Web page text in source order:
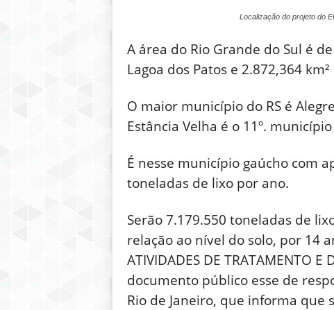
Localização do projeto do
A área do Rio Grande do Sul é
Lagoa dos Patos e 2.872,364
O maior município do RS é
Estância Velha é o 11º.
É nesse município gaúcho com
toneladas de lixo por ano.
Serão 7.179.550 toneladas de
relação ao nível do solo, por 14
ATIVIDADES DE TRATAMENTO E
documento público esse de
Rio de Janeiro, que informa que